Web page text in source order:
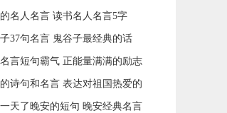
名人名言 读书名人名言5字
37句名言 鬼谷子最经典的话
言短句霸气 正能量满满的励志
诗句和名言 表达对祖国热爱的
天了晚安的短句 晚安经典名言